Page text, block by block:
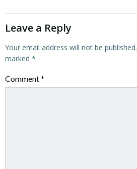
Leave a Reply
Your email address will not be published.
marked *
Comment*